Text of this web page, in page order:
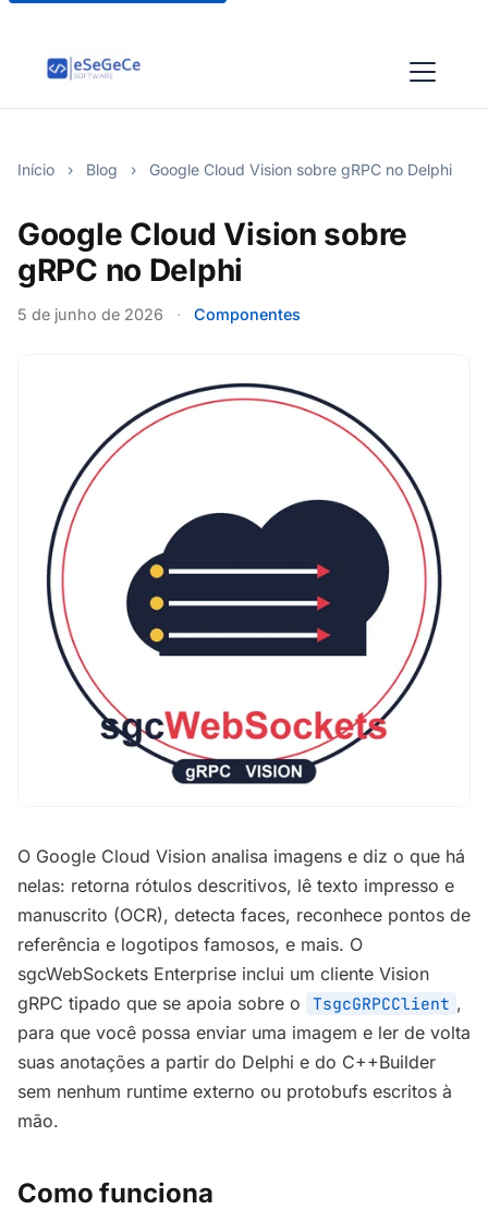
Início › Blog › Google Cloud Vision sobre gRPC no Delphi
Google Cloud Vision sobre
gRPC no Delphi
5 de junho de 2026 · Componentes
O Google Cloud Vision analisa imagens e diz o que há
nelas: retorna rótulos descritivos, lê texto impresso e
manuscrito (OCR), detecta faces, reconhece pontos de
referência e logotipos famosos, e mais. O
sgcWebSockets Enterprise inclui um cliente Vision
gRPC tipado que se apoia sobre o
TsgcGRPCClient ,
para que você possa enviar uma imagem e ler de volta
suas anotações a partir do Delphi e do C++Builder
sem nenhum runtime externo ou protobufs escritos à
mão.
Como funciona